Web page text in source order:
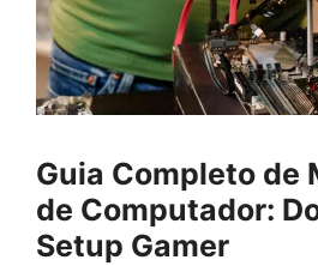
Guia Completo de
de Computador:
Setup Gamer